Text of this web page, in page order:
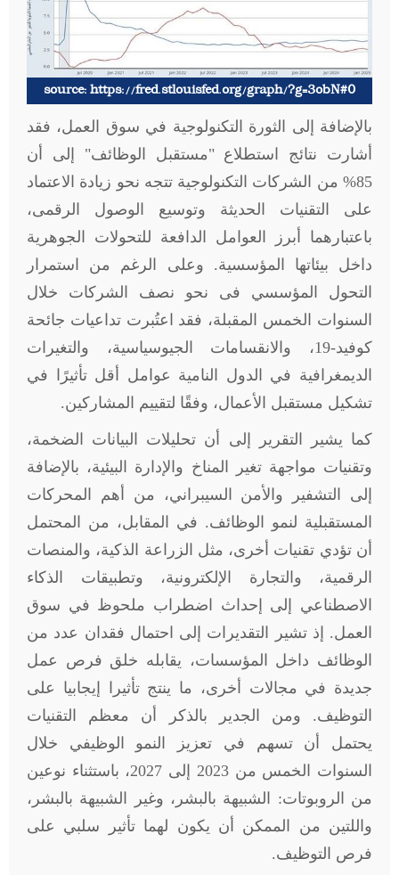
source: https://fred.stlouisfed.org/graph/?g=3obN#0
بالإضافة إلى الثورة التكنولوجية في سوق العمل، فقد
أشارت نتائج استطلاع "مستقبل الوظائف" إلى أن
85% من الشركات التكنولوجية تتجه نحو زيادة الاعتماد
على التقنيات الحديثة وتوسيع الوصول الرقمى،
باعتبارهما أبرز العوامل الدافعة للتحولات الجوهرية
داخل بيئاتها المؤسسية. وعلى الرغم من استمرار
التحول المؤسسي فى نحو نصف الشركات خلال
السنوات الخمس المقبلة، فقد اعتُبرت تداعيات جائحة
كوفيد-19، والانقسامات الجيوسياسية، والتغيرات
الديمغرافية في الدول النامية عوامل أقل تأثيرًا في
تشكيل مستقبل الأعمال، وفقًا لتقييم المشاركين.
كما يشير التقرير إلى أن تحليلات البيانات الضخمة،
وتقنيات مواجهة تغير المناخ والإدارة البيئية، بالإضافة
إلى التشفير والأمن السيبراني، من أهم المحركات
المستقبلية لنمو الوظائف. في المقابل، من المحتمل
أن تؤدي تقنيات أخرى، مثل الزراعة الذكية، والمنصات
الرقمية، والتجارة الإلكترونية، وتطبيقات الذكاء
الاصطناعي إلى إحداث اضطراب ملحوظ في سوق
العمل. إذ تشير التقديرات إلى احتمال فقدان عدد من
الوظائف داخل المؤسسات، يقابله خلق فرص عمل
جديدة في مجالات أخرى، ما ينتج تأثيرا إيجابيا على
التوظيف. ومن الجدير بالذكر أن معظم التقنيات
يحتمل أن تسهم في تعزيز النمو الوظيفي خلال
السنوات الخمس من 2023 إلى 2027، باستثناء نوعين
من الروبوتات: الشبيهة بالبشر، وغير الشبيهة بالبشر،
واللتين من الممكن أن يكون لهما تأثير سلبي على
فرص التوظيف.